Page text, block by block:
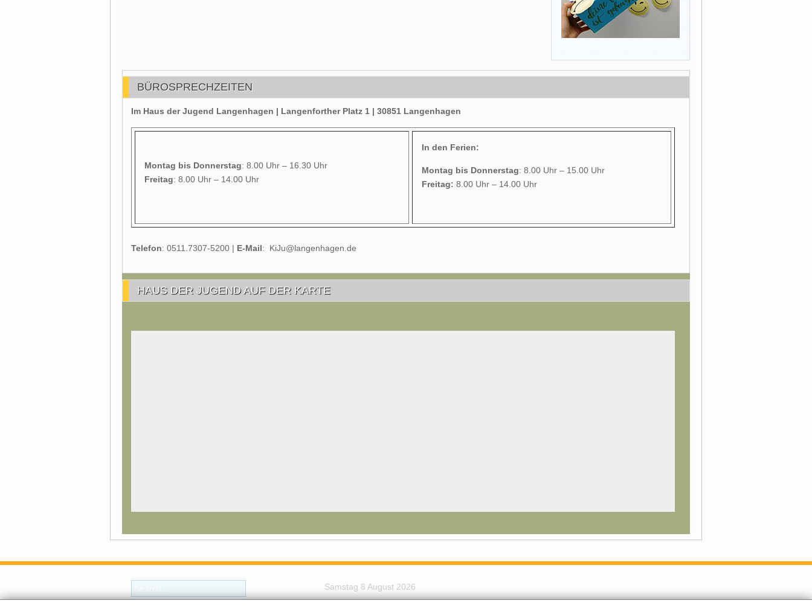
BÜROSPRECHZEITEN
Im Haus der Jugend Langenhagen | Langenforther Platz 1 | 30851 Langenhagen
Montag bis Donnerstag: 8.00 Uhr – 16.30 Uhr
Freitag: 8.00 Uhr – 14.00 Uhr
In den Ferien:
Montag bis Donnerstag: 8.00 Uhr – 15.00 Uhr
Freitag: 8.00 Uhr – 14.00 Uhr
Telefon: 0511.7307-5200 | E-Mail: KiJu@langenhagen.de
HAUS DER JUGEND AUF DER KARTE
Samstag 8 August 2026